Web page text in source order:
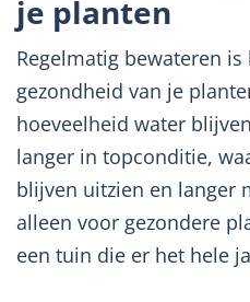
je planten
Regelmatig bewateren
gezondheid van je
hoeveelheid water
langer in topconditie,
blijven uitzien en langer
alleen voor gezondere
een tuin die er het hele